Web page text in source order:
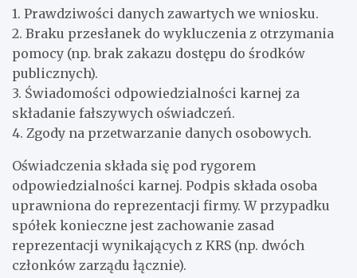
1. Prawdziwości danych zawartych we wniosku.
2. Braku przesłanek do wykluczenia z otrzymania
pomocy (np. brak zakazu dostępu do środków
publicznych).
3. Świadomości odpowiedzialności karnej za
składanie fałszywych oświadczeń.
4. Zgody na przetwarzanie danych osobowych.
Oświadczenia składa się pod rygorem
odpowiedzialności karnej. Podpis składa osoba
uprawniona do reprezentacji firmy. W przypadku
spółek konieczne jest zachowanie zasad
reprezentacji wynikających z KRS (np. dwóch
członków zarządu łącznie).